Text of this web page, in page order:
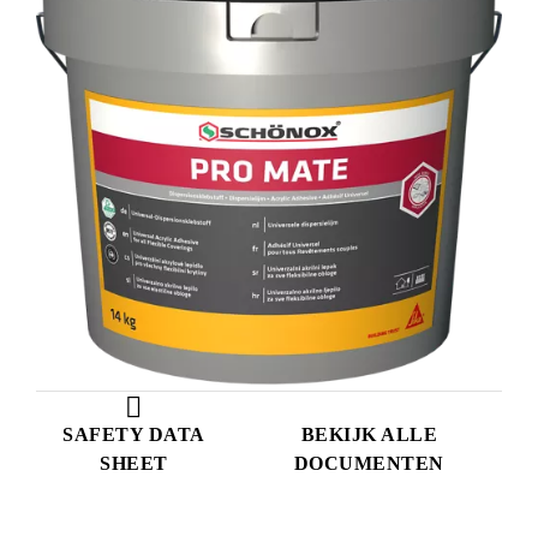
SAFETY DATA
SHEET
BEKIJK ALLE
DOCUMENTEN